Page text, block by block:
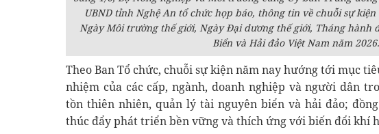
UBND tỉnh Nghệ An tổ chức họp báo, thông tin về chuỗi sự
Ngày Môi trường thế giới, Ngày Đại dương thế giới, Tháng hành
Biển và Hải đảo Việt Nam năm 2026.
Theo Ban Tổ chức, chuỗi sự kiện năm nay hướng tới mục
nhiệm của các cấp, ngành, doanh nghiệp và người dân
tồn thiên nhiên, quản lý tài nguyên biển và hải đảo;
thúc đẩy phát triển bền vững và thích ứng với biến đổi khí